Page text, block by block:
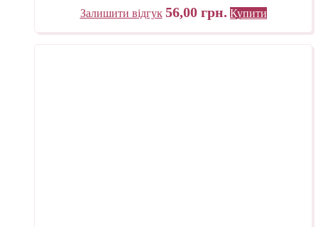
Залишити відгук 56,00 грн. Купити